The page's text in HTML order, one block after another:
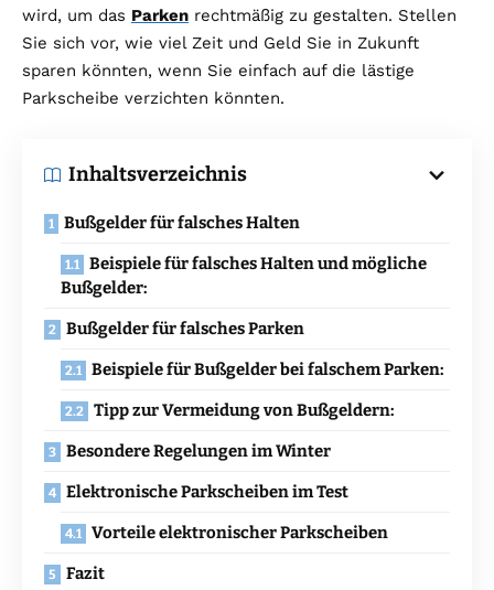
wird, um das Parken rechtmäßig zu gestalten. Stellen
Sie sich vor, wie viel Zeit und Geld Sie in Zukunft
sparen könnten, wenn Sie einfach auf die lästige
Parkscheibe verzichten könnten.
Inhaltsverzeichnis
Bußgelder für falsches Halten
Beispiele für falsches Halten und mögliche
Bußgelder:
Bußgelder für falsches Parken
Beispiele für Bußgelder bei falschem Parken:
Tipp zur Vermeidung von Bußgeldern:
Besondere Regelungen im Winter
Elektronische Parkscheiben im Test
Vorteile elektronischer Parkscheiben
Fazit